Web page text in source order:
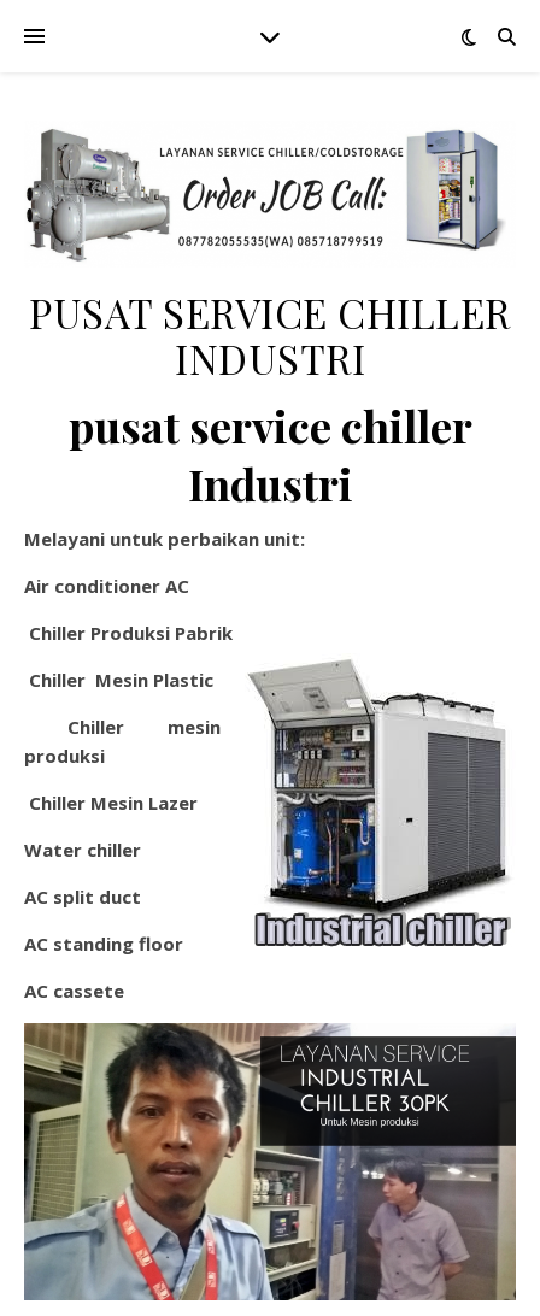
PUSAT SERVICE CHILLER
INDUSTRI
pusat service chiller
Industri
Melayani untuk perbaikan unit:
Air conditioner AC
Chiller Produksi Pabrik
Chiller Mesin Plastic
Chiller mesin
produksi
Chiller Mesin Lazer
Water chiller
AC split duct
AC standing floor
AC cassete